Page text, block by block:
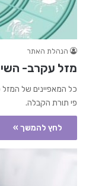
הנהלת האתר
מזל עקרב-
כל המאפיינים של המזל
פי תורת הקבלה.
לחץ להמשך »